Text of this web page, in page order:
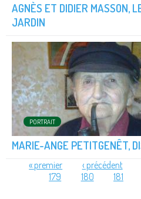
AGNÈS ET DIDIER MASSON,
JARDIN
PORTRAIT
MARIE-ANGE PETITGENÊT,
PAGES
« premier ‹ précédent
179
180 181